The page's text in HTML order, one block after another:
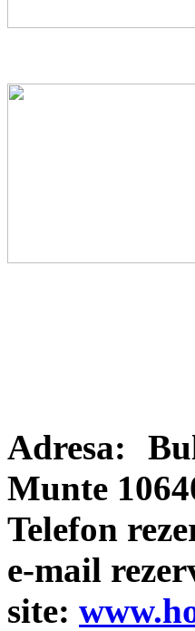
Adresa:
Munte
Telefon
e-mail
site: